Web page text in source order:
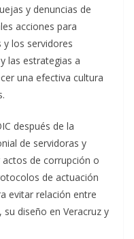
y denuncias de
acciones para
y los servidores
las estrategias a
una efectiva cultura
después de la
de servidoras y
de corrupción o
de actuación
evitar relación entre
diseño en Veracruz y